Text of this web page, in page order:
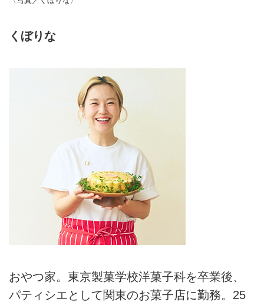
くぼりな
おやつ家。東京製菓学校洋菓子科を卒業後、
パティシエとして関東のお菓子店に勤務。25